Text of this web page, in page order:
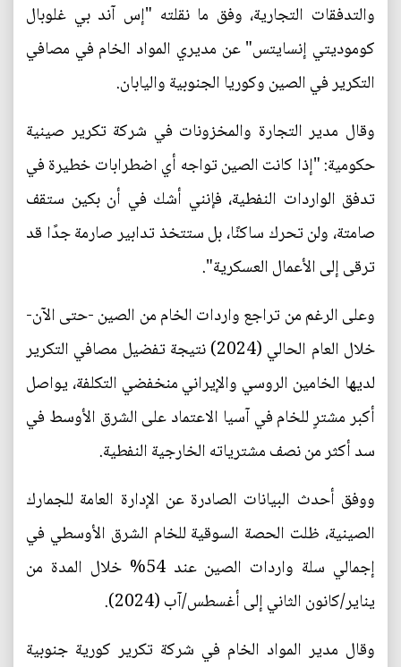
والتدفقات التجارية، وفق ما نقلته "إس آند بي غلوبال
كوموديتي إنسايتس" عن مديري المواد الخام في مصافي
التكرير في الصين وكوريا الجنوبية واليابان.
وقال مدير التجارة والمخزونات في شركة تكرير صينية
حكومية: "إذا كانت الصين تواجه أي اضطرابات خطيرة في
تدفق الواردات النفطية، فإنني أشك في أن بكين ستقف
صامتة، ولن تحرك ساكنًا، بل ستتخذ تدابير صارمة جدًا قد
ترقى إلى الأعمال العسكرية".
وعلى الرغم من تراجع واردات الخام من الصين -حتى الآن-
خلال العام الحالي (2024) نتيجة تفضيل مصافي التكرير
لديها الخامين الروسي والإيراني منخفضي التكلفة، يواصل
أكبر مشترٍ للخام في آسيا الاعتماد على الشرق الأوسط في
سد أكثر من نصف مشترياته الخارجية النفطية.
ووفق أحدث البيانات الصادرة عن الإدارة العامة للجمارك
الصينية، ظلت الحصة السوقية للخام الشرق الأوسطي في
إجمالي سلة واردات الصين عند 54% خلال المدة من
يناير/كانون الثاني إلى أغسطس/آب (2024).
وقال مدير المواد الخام في شركة تكرير كورية جنوبية